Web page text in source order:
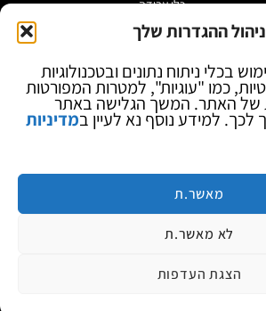
ניהול ההגדרות שלך
בכלי ניתוח נתונים ובטכנולוגיות
כמו "עוגיות", למטרות המפורטות
של האתר. המשך הגלישה באתר
למידע נוסף נא לעיין במדיניות
מאשר.ת
לא מאשר.ת
הצגת העדפות
כלי עבודה
מוצרי הלחמה
ספקי כח ומודדים
ציוד אופטי להגדלה
מותגים